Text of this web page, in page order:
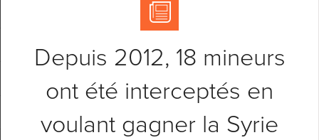
Depuis 2012, 18 mineurs
ont été interceptés en
voulant gagner la Syrie